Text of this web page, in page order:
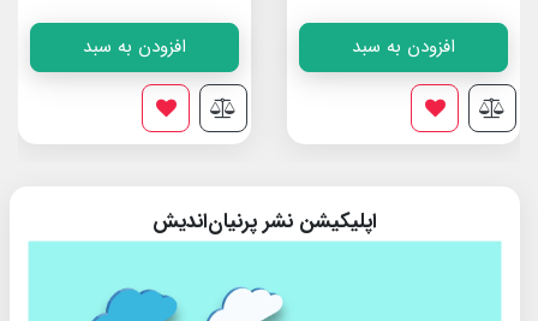
افزودن به سبد افزودن به سبد
اپلیکیشن نشر پرنیان‌اندیش